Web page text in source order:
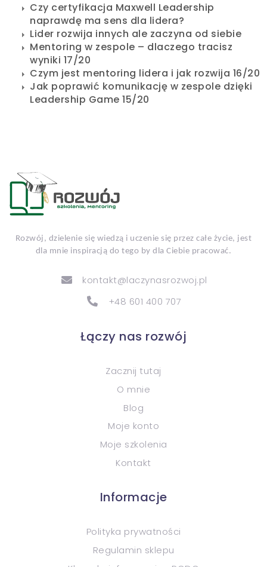
Czy certyfikacja Maxwell Leadership
naprawdę ma sens dla lidera?
Lider rozwija innych ale zaczyna od siebie
Mentoring w zespole – dlaczego tracisz
wyniki 17/20
Czym jest mentoring lidera i jak rozwija 16/20
Jak poprawić komunikację w zespole dzięki
Leadership Game 15/20
Rozwój, dzielenie się wiedzą i uczenie się przez całe życie, jest
dla mnie inspiracją do tego by dla Ciebie pracować.
kontakt@laczynasrozwoj.pl
+48 601 400 707
Łączy nas rozwój
Zacznij tutaj
O mnie
Blog
Moje konto
Moje szkolenia
Kontakt
Informacje
Polityka prywatności
Regulamin sklepu